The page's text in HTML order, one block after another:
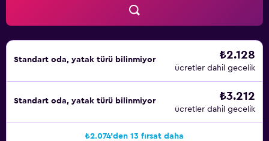
Standart oda, yatak türü bilinmiyor ₺2.128
ücretler dahil gecelik
Standart oda, yatak türü bilinmiyor ₺3.212
ücretler dahil gecelik
₺2.074'den 13 fırsat daha